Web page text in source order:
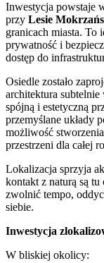
Inwestycja powstaje
przy Lesie
granicach miasta. To
prywatność i
dostęp do
Osiedle zostało
architektura
spójną i estetyczną
przemyślane układy
możliwość
przestrzeni dla całej
Lokalizacja sprzyja
kontakt z naturą są
zwolnić tempo,
siebie.
Inwestycja
W bliskiej okolicy: